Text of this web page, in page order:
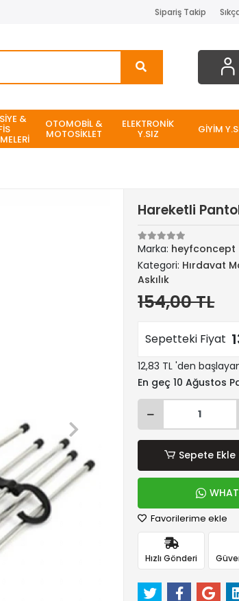
Sipariş Takip
& OTOMOBİL &
MOTOSİKLET
ELEKTRONİK
Y.SIZ GİYİM
Hareketli
Marka: heyfconcept
Kategori: Hırdavat
Askılık
154,00 TL
Sepetteki Fiyat
12,83 TL 'den
En geç 10 Ağustos
Sepete Ekle
Favorilerime ekle
Hızlı Gönderi